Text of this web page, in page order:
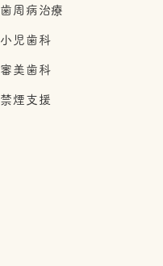
歯周病治療
小児歯科
審美歯科
禁煙支援